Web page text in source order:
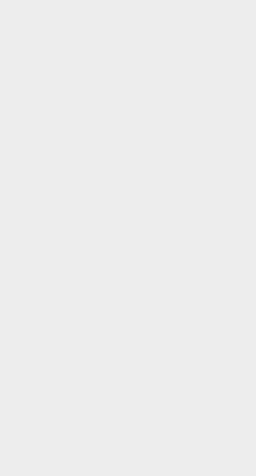
motivated members.
the implementation of
and is a mandatory
of Remich joined in
fields of climate change,
assessment of the
and draws up an action